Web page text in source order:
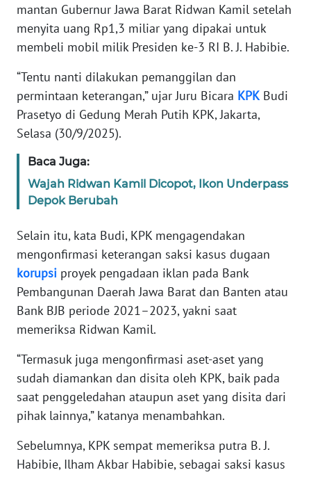
mantan Gubernur Jawa Barat Ridwan Kamil setelah
menyita uang Rp1,3 miliar yang dipakai untuk
membeli mobil milik Presiden ke-3 RI B. J. Habibie.
“Tentu nanti dilakukan pemanggilan dan
permintaan keterangan,” ujar Juru Bicara KPKBudi
Prasetyo di Gedung Merah Putih KPK, Jakarta,
Selasa (30/9/2025).
Baca Juga:
Wajah Ridwan Kamil Dicopot, Ikon Underpass
Depok Berubah
Selain itu, kata Budi, KPK mengagendakan
mengonfirmasi keterangan saksi kasus dugaan
korupsi proyek pengadaan iklan pada Bank
Pembangunan Daerah Jawa Barat dan Banten atau
Bank BJB periode 2021–2023, yakni saat
memeriksa Ridwan Kamil.
“Termasuk juga mengonfirmasi aset-aset yang
sudah diamankan dan disita oleh KPK, baik pada
saat penggeledahan ataupun aset yang disita dari
pihak lainnya,” katanya menambahkan.
Sebelumnya, KPK sempat memeriksa putra B. J.
Habibie, Ilham Akbar Habibie, sebagai saksi kasus
Informasi
INDEKS
KONTAK
KAMI
IKLAN
TENTANG
PEDOMAN
MEDIA
SIBER
REDAKSI
KARIR
Wahana
News
Regional